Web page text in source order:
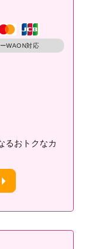
WAON対応
るおトクなカ